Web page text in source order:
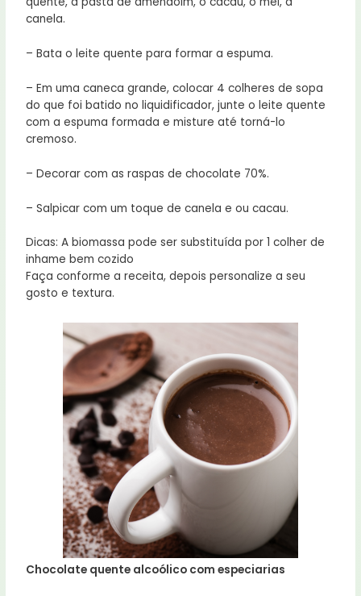
canela.
– Bata o leite quente para formar a espuma.
– Em uma caneca grande, colocar 4 colheres de sopa
do que foi batido no liquidificador, junte o leite quente
com a espuma formada e misture até torná-lo
cremoso.
– Decorar com as raspas de chocolate 70%.
– Salpicar com um toque de canela e ou cacau.
Dicas: A biomassa pode ser substituída por 1 colher de
inhame bem cozido
Faça conforme a receita, depois personalize a seu
gosto e textura.
Chocolate quente alcoólico com especiarias